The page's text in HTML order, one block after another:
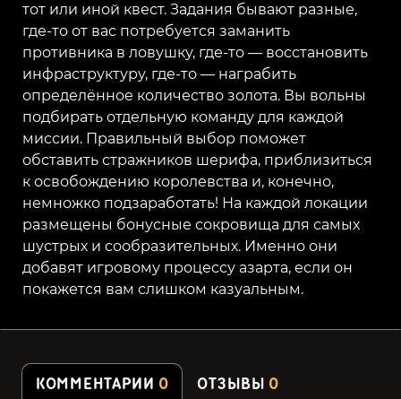
тот или иной квест. Задания бывают разные,
где-то от вас потребуется заманить
противника в ловушку, где-то — восстановить
инфраструктуру, где-то — награбить
определённое количество золота. Вы вольны
подбирать отдельную команду для каждой
миссии. Правильный выбор поможет
обставить стражников шерифа, приблизиться
к освобождению королевства и, конечно,
немножко подзаработать! На каждой локации
размещены бонусные сокровища для самых
шустрых и сообразительных. Именно они
добавят игровому процессу азарта, если он
покажется вам слишком казуальным.
КОММЕНТАРИИ 0 ОТЗЫВЫ 0